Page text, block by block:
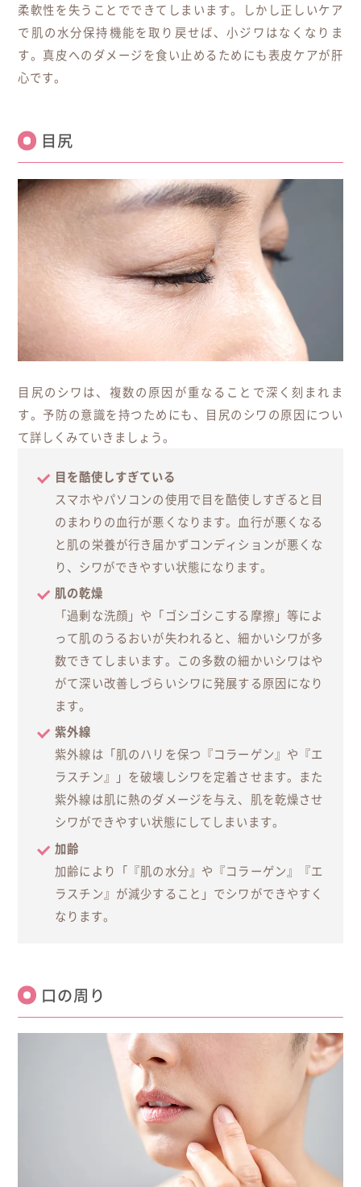
柔軟性を失うことでできてしまいます。しかし正しいケア
で肌の水分保持機能を取り戻せば、小ジワはなくなりま
す。真皮へのダメージを食い止めるためにも表皮ケアが肝
心です。
目尻
目尻のシワは、複数の原因が重なることで深く刻まれま
す。予防の意識を持つためにも、目尻のシワの原因につい
て詳しくみていきましょう。
目を酷使しすぎている
スマホやパソコンの使用で目を酷使しすぎると目
のまわりの血行が悪くなります。血行が悪くなる
と肌の栄養が行き届かずコンディションが悪くな
り、シワができやすい状態になります。
肌の乾燥
「過剰な洗顔」や「ゴシゴシこする摩擦」等によ
って肌のうるおいが失われると、細かいシワが多
数できてしまいます。この多数の細かいシワはや
がて深い改善しづらいシワに発展する原因になり
ます。
紫外線
紫外線は「肌のハリを保つ『コラーゲン』や『エ
ラスチン』」を破壊しシワを定着させます。また
紫外線は肌に熱のダメージを与え、肌を乾燥させ
シワができやすい状態にしてしまいます。
加齢
加齢により「『肌の水分』や『コラーゲン』『エ
ラスチン』が減少すること」でシワができやすく
なります。
口の周り